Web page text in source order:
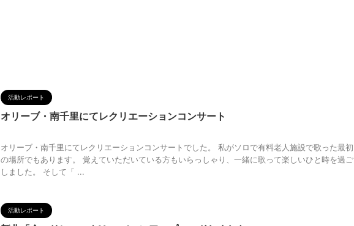
活動レポート
オリーブ・南千里にてレクリエーションコンサート
オリーブ・南千里にてレクリエーションコンサートでした。 私がソロで有料老人施設で歌った最初
の場所でもあります。 覚えていただいている方もいらっしゃり、一緒に歌って楽しいひと時を過ご
しました。 そして「 ...
活動レポート